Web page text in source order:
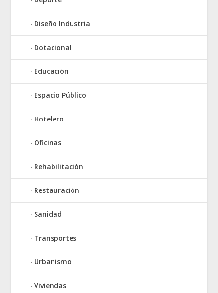
Diseño Industrial
Dotacional
Educación
Espacio Público
Hotelero
Oficinas
Rehabilitación
Restauración
Sanidad
Transportes
Urbanismo
Viviendas